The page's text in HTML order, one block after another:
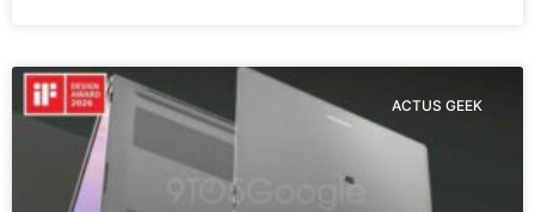
ACTUS GEEK